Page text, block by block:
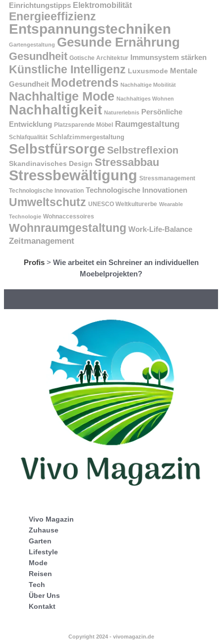
Einrichtungstipps Elektromobilität
Energieeffizienz
Entspannungstechniken
Gartengestaltung Gesunde Ernährung
Gesundheit Gotische Architektur Immunsystem stärken
Künstliche Intelligenz Luxusmode Mentale
Gesundheit Modetrends Nachhaltige Mobilität
Nachhaltige Mode Nachhaltiges Wohnen
Nachhaltigkeit Naturerlebnis Persönliche
Entwicklung Platzsparende Möbel Raumgestaltung
Schlafqualität Schlafzimmergestaltung
Selbstfürsorge Selbstreflexion
Skandinavisches Design Stressabbau
Stressbewältigung Stressmanagement
Technologische Innovation Technologische Innovationen
Umweltschutz UNESCO Weltkulturerbe Wearable
Technologie Wohnaccessoires
Wohnraumgestaltung Work-Life-Balance
Zeitmanagement
Profis> Wie arbeitet ein Schreiner an individuellen
Moebelprojekten?
Vivo Magazin
Zuhause
Garten
Lifestyle
Mode
Reisen
Tech
Über Uns
Kontakt
Copyright 2024 - vivomagazin.de